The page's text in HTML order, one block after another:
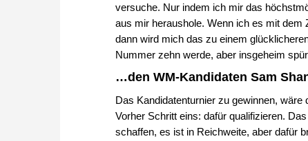
versuche. Nur indem ich mir das
aus mir heraushole. Wenn ich es mit dem
dann wird mich das zu einem
Nummer zehn werde, aber insgeheim
…den WM-Kandidaten Sam
Das Kandidatenturnier zu gewinnen,
Vorher Schritt eins: dafür qualifizieren.
schaffen, es ist in Reichweite, aber dafür